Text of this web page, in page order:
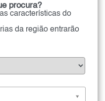
procura?
características do
da região entrarão